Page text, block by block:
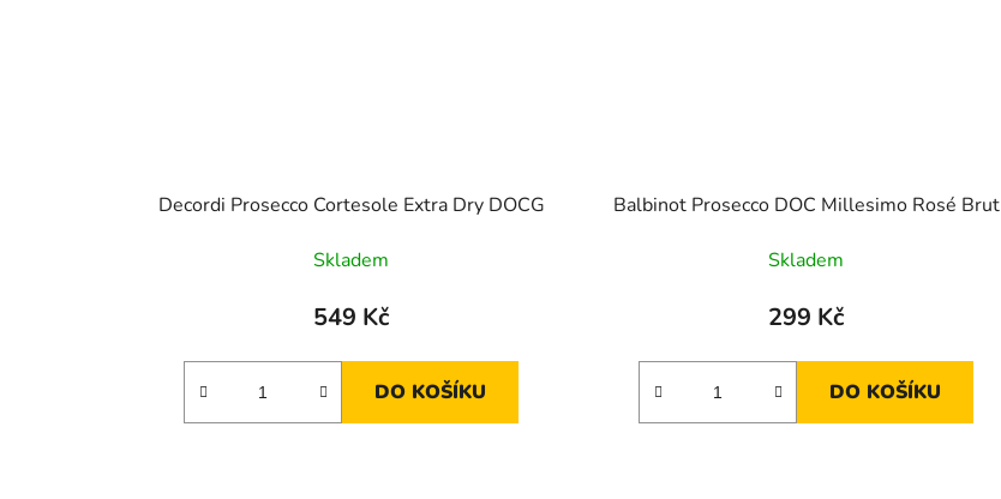
Decordi Prosecco Cortesole Extra Dry DOCG
Skladem
549 Kč
DO KOŠÍKU
Balbinot Prosecco DOC Millesimo Rosé Brut
Skladem
299 Kč
DO KOŠÍKU